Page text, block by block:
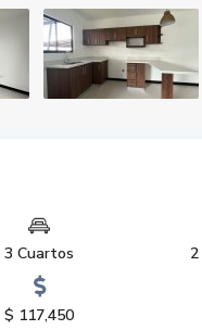
3 Cuartos
$ 117,450